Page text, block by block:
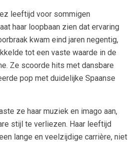
leeftijd voor sommigen
haar loopbaan zien dat ervaring
kwam eind jaren negentig,
tot een vaste waarde in de
Ze scoorde hits met dansbare
pop met duidelijke Spaanse
ze haar muziek en imago aan,
stijl te verliezen. Haar leeftijd
lange en veelzijdige carrière, niet